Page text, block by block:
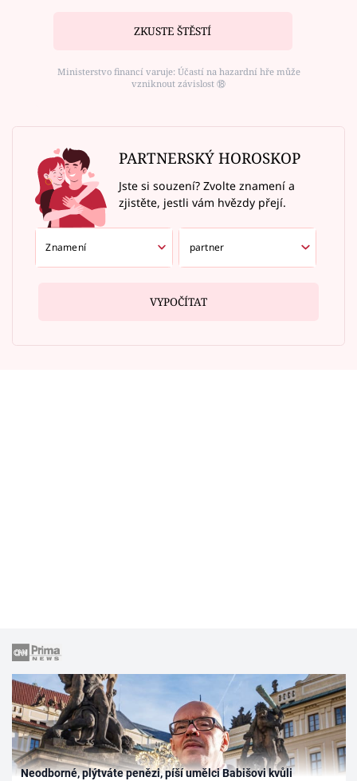
ZKUSTE ŠTĚSTÍ
Ministerstvo financí varuje: Účastí na hazardní hře může
vzniknout závislost ⑱
PARTNERSKÝ HOROSKOP
Jste si souzení? Zvolte znamení a
zjistěte, jestli vám hvězdy přejí.
VYPOČÍTAT
Neodborné, plýtváte penězi, píší umělci Babišovi kvůli